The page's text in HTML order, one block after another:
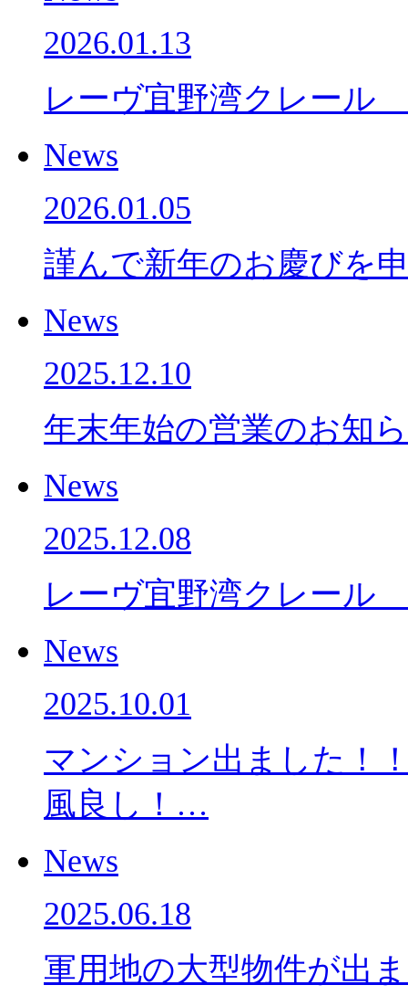
2026.01.13
レーヴ宜野湾クレール
News
2026.01.05
謹んで新年のお慶びを
News
2025.12.10
年末年始の営業のお知
News
2025.12.08
レーヴ宜野湾クレール
News
2025.10.01
マンション出ました！
風良し！…
News
2025.06.18
軍用地の大型物件が出